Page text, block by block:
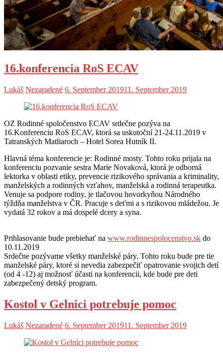
16.konferencia RoS ECAV
Lukáš Nezaradené 6. September 201911. September 2019
OZ Rodinné spoločenstvo ECAV srdečne pozýva na
16.Konferenciu RoS ECAV, ktorá sa uskutoční 21-24.11.2019 v
Tatranských Matliaroch – Hotel Sorea Hutník II.
Hlavná téma konferencie je: Rodinné mosty. Tohto roku prijala na
konferenciu pozvanie sestra Marie Novaková, ktorá je odborná
lektorka v oblasti etiky, prevencie rizikového správania a kriminality,
manželských a rodinných vzťahov, manželská a rodinná terapeutka.
Venuje sa podpore rodiny, je tlačovou hovorkyňou Národného
týždňa manželstva v ČR. Pracuje s deťmi a s rizikovou mládežou. Je
vydatá 32 rokov a má dospelé dcery a syna.
Prihlasovanie bude prebiehať na www.rodinnespolocenstvo.sk do
10.11.2019
Srdečne pozývame všetky manželské páry. Tohto roku bude pre tie
manželské páry, ktoré si nevedia zabezpečiť opatrovanie svojich detí
(od 4 -12) aj možnosť účasti na konferencii, kde bude pre deti
zabezpečený detský program.
Kostol v Gelnici potrebuje pomoc
Lukáš Nezaradené 6. September 201911. September 2019